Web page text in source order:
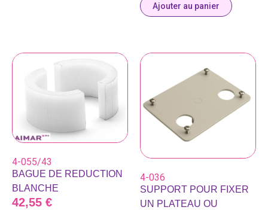
Ajouter au panier
4-055/43
BAGUE DE REDUCTION
BLANCHE
42,55 €
4-036
SUPPORT POUR FIXER
UN PLATEAU OU